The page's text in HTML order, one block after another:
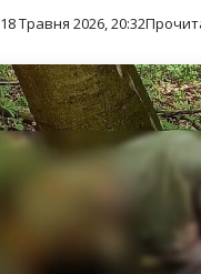
18 Травня 2026, 20:32